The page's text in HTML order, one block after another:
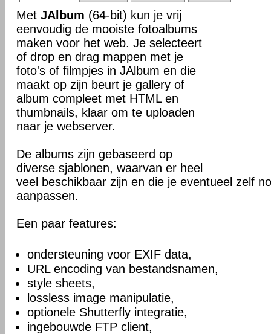
Met JAlbum (64-bit) kun je vrij
eenvoudig de mooiste fotoalbums
maken voor het web. Je selecteert
of drop en drag mappen met je
foto's of filmpjes in JAlbum en die
maakt op zijn beurt je gallery of
album compleet met HTML en
thumbnails, klaar om te uploaden
naar je webserver.
De albums zijn gebaseerd op
diverse sjablonen, waarvan er heel
veel beschikbaar zijn en die je eventueel zelf
aanpassen.
Een paar features:
ondersteuning voor EXIF data,
URL encoding van bestandsnamen,
style sheets,
lossless image manipulatie,
optionele Shutterfly integratie,
ingebouwde FTP client,